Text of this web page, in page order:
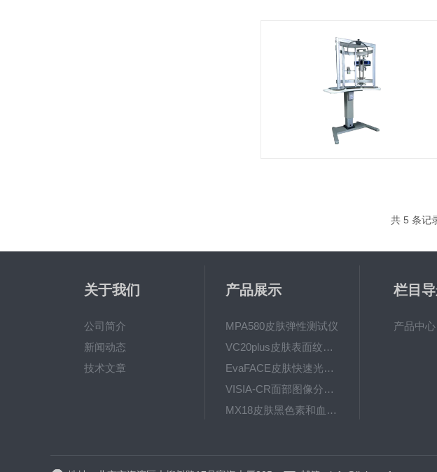
共 5 条记
关于我们
公司简介
新闻动态
技术文章
产品展示
MPA580皮肤弹性测试仪
VC20plus皮肤表面纹理分析系统
EvaFACE皮肤快速光学成像系统
VISIA-CR面部图像分析仪
MX18皮肤黑色素和血红素测试探头
栏目
产品中心